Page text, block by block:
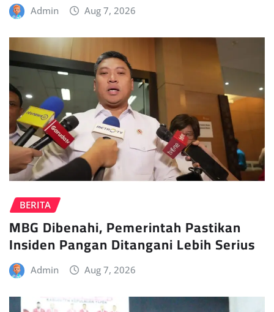
Admin Aug 7, 2026
BERITA
MBG Dibenahi, Pemerintah Pastikan
Insiden Pangan Ditangani Lebih Serius
Admin Aug 7, 2026